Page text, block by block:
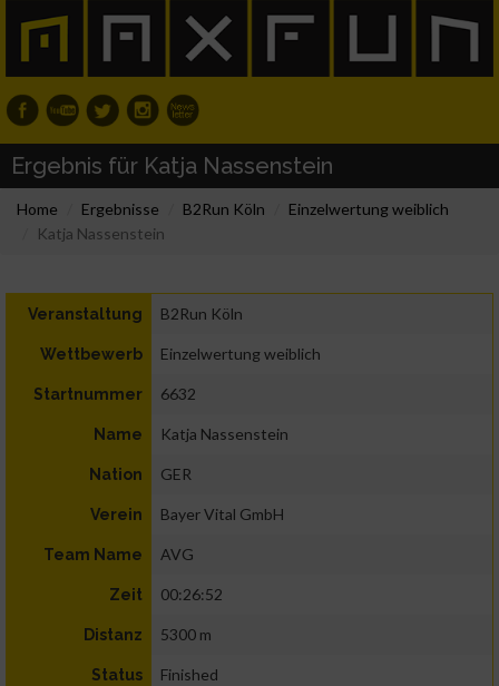
Ergebnis für Katja Nassenstein
Home Ergebnisse B2Run Köln
Einzelwertung weiblich
Katja Nassenstein
Veranstaltung B2Run Köln
Wettbewerb Einzelwertung weiblich
Startnummer 6632
Name Katja Nassenstein
Nation GER
Verein Bayer Vital GmbH
Team Name AVG
Zeit 00:26:52
Distanz 5300 m
Status Finished